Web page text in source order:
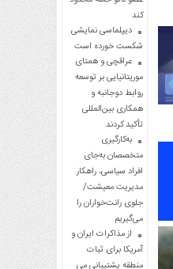
کند
دیپلماسی نمایشی
شکست خورده است
عراقچی و همتای
موریتانیایی بر توسعه
روابط دوجانبه و
همکاری بین‌المللی
تأکید کردند
به‌کارگیری
متخصصان به‌جای
افراد سیاسی، راهکار
مدیریت معیشت/
جلوی رانت‌خواران را
می‌گیریم
از مذاکرات ایران و
آمریکا برای ثبات
منطقه پشتیبانی می